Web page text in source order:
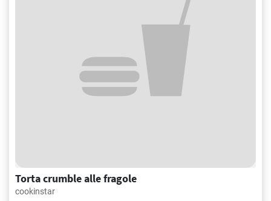
Torta crumble alle fragole
cookinstar